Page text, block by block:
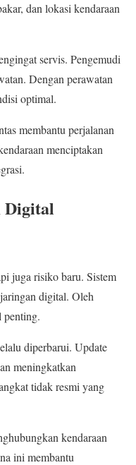
dan lokasi kendaraan
servis. Pengemudi
Dengan perawatan
optimal.
membantu perjalanan
menciptakan
Digital
juga risiko baru. Sistem
digital. Oleh
penting.
diperbarui. Update
meningkatkan
tidak resmi yang
kendaraan
ini membantu